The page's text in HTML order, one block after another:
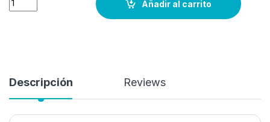
Añadir al carrito
Descripción Reviews